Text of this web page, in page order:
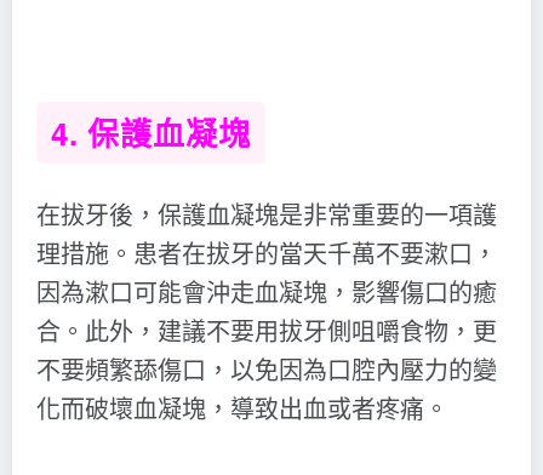
4. 保護血凝塊
在拔牙後，保護血凝塊是非常重要的一項護
理措施。患者在拔牙的當天千萬不要漱口，
因為漱口可能會沖走血凝塊，影響傷口的癒
合。此外，建議不要用拔牙側咀嚼食物，更
不要頻繁舔傷口，以免因為口腔內壓力的變
化而破壞血凝塊，導致出血或者疼痛。